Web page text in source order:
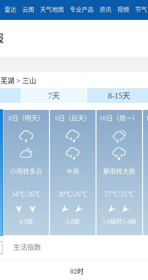
雷达 云图 天气地图 专业产品 资讯 视频 节气
芜湖 > 三山
7天 8-15天
8日（明天）
小雨转多云
34℃/26℃
4-5级
9日（后天）
中雨
30℃/26℃
5-6级
10日（周一）
暴雨转大雨
27℃/25℃
5-6级转3-4级
生活指数
02时